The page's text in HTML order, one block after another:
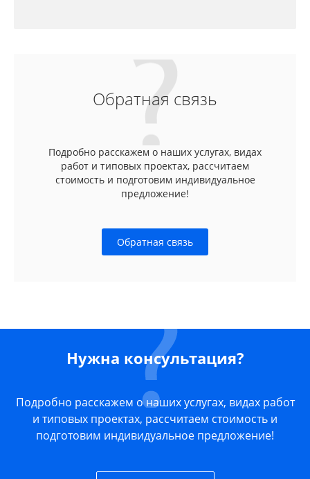
Обратная связь
Подробно расскажем о наших услугах, видах
работ и типовых проектах, рассчитаем
стоимость и подготовим индивидуальное
предложение!
Обратная связь
Нужна консультация?
Подробно расскажем о наших услугах, видах работ
и типовых проектах, рассчитаем стоимость и
подготовим индивидуальное предложение!